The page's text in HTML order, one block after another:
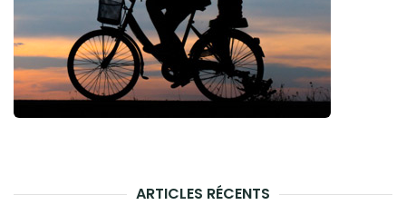
ARTICLES RÉCENTS